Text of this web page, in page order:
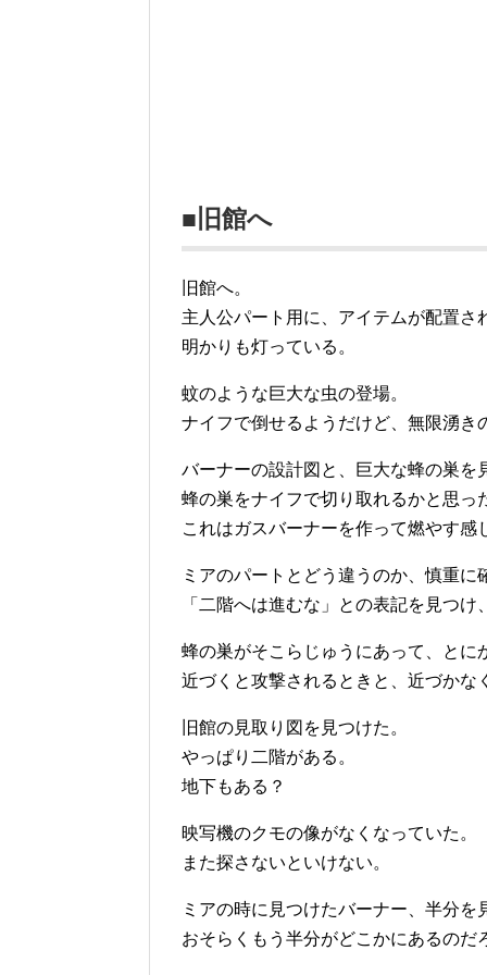
■旧館へ
旧館へ。
主人公パート用に、アイテムが配置さ
明かりも灯っている。
蚊のような巨大な虫の登場。
ナイフで倒せるようだけど、無限湧き
バーナーの設計図と、巨大な蜂の巣を
蜂の巣をナイフで切り取れるかと思っ
これはガスバーナーを作って燃やす感
ミアのパートとどう違うのか、慎重に
「二階へは進むな」との表記を見つ
蜂の巣がそこらじゅうにあって、とに
近づくと攻撃されるときと、近づかな
旧館の見取り図を見つけた。
やっぱり二階がある。
地下もある？
映写機のクモの像がなくなっていた。
また探さないといけない。
ミアの時に見つけたバーナー、半分
おそらくもう半分がどこかにあるのだ